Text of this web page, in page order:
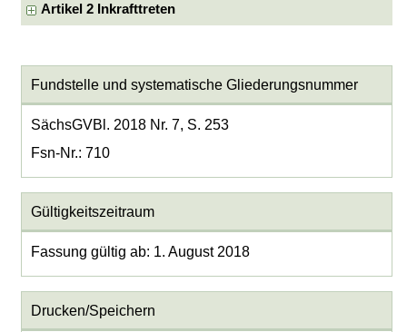
Artikel 2 Inkrafttreten
Fundstelle und systematische Gliederungsnummer
SächsGVBl. 2018 Nr. 7, S. 253
Fsn-Nr.: 710
Gültigkeitszeitraum
Fassung gültig ab: 1. August 2018
Drucken/Speichern